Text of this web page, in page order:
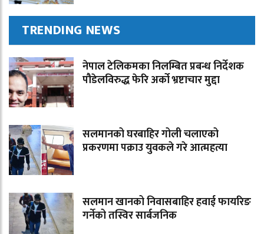
TRENDING NEWS
नेपाल टेलिकमका निलम्बित प्रबन्ध निर्देशक
पौडेलविरुद्ध फेरि अर्को भ्रष्टाचार मुद्दा
सलमानको घरबाहिर गोली चलाएको
प्रकरणमा पक्राउ युवकले गरे आत्महत्या
सलमान खानको निवासबाहिर हवाई फायरिङ
गर्नेको तस्विर सार्बजनिक